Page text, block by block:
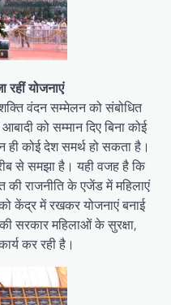
योजनाएं
शक्ति वंदन सम्मेलन को संबोधित
को सम्मान दिए बिना कोई
कोई देश समर्थ हो सकता है।
से समझा है। यही वजह है कि
की राजनीति के एजेंड में महिलाएं
केंद्र में रखकर योजनाएं बनाई
सरकार महिलाओं के सुरक्षा,
कर रही है।